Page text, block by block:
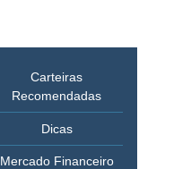
Carteiras
Recomendadas
Dicas
Mercado Financeiro